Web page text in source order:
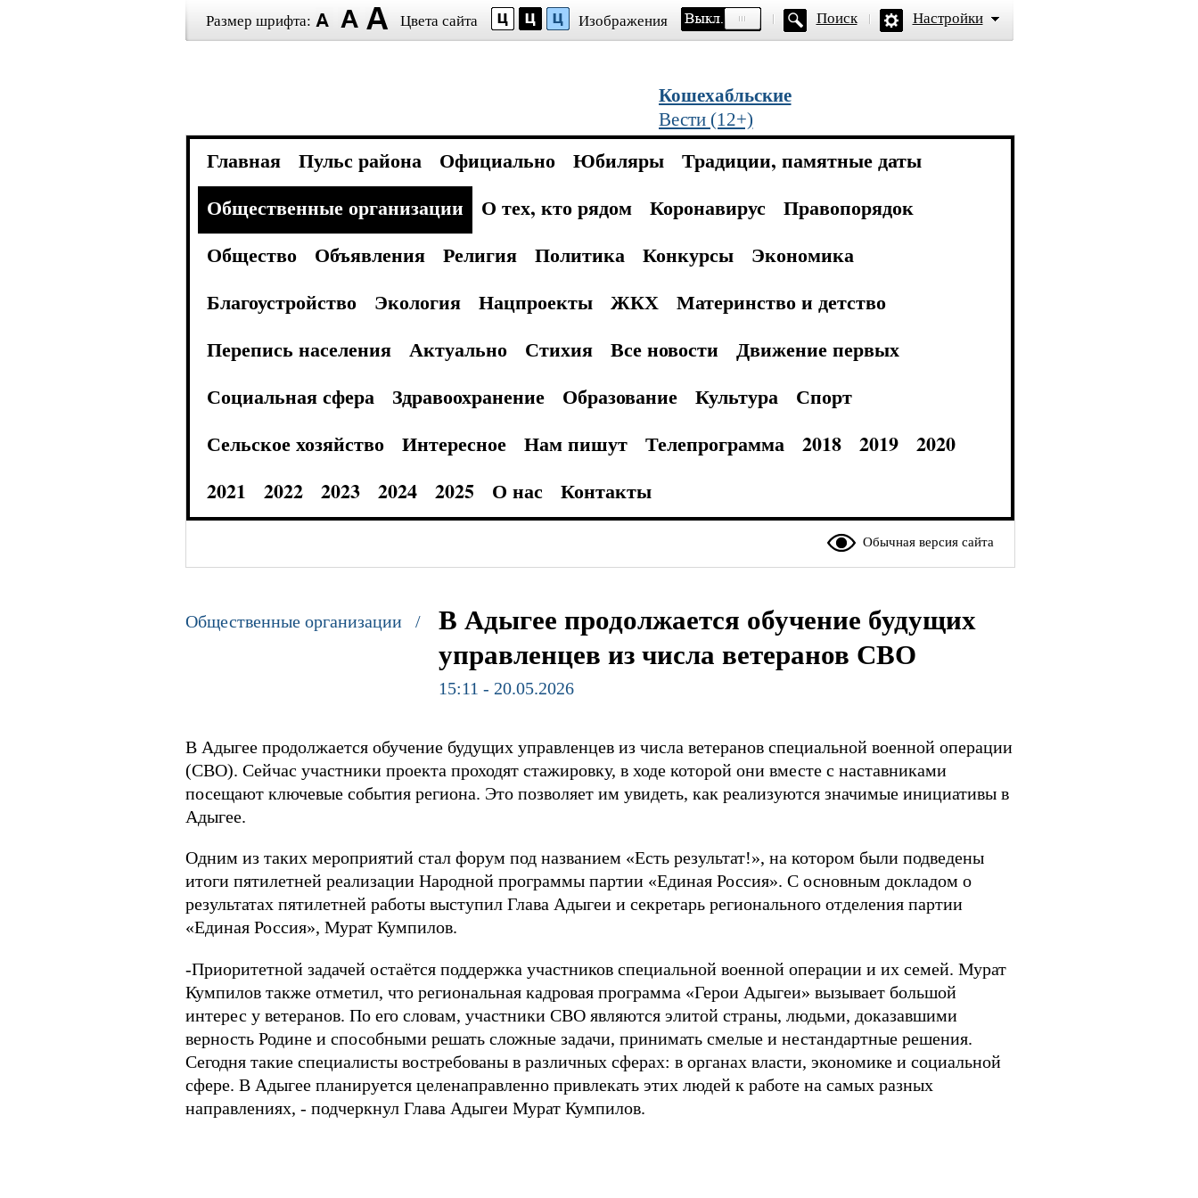
Размер шрифта: Цвета сайта Изображения Поиск Настройки
Кошехабльские
Вести (12+)
Главная Пульс района Официально Юбиляры
Традиции, памятные даты
Общественные организации
О тех, кто рядом Коронавирус
Правопорядок
Общество
Объявления Религия Политика Конкурсы
Экономика
Благоустройство
Экология Нацпроекты ЖКХ
Материнство и детство
Перепись населения
Актуально Стихия Все новости
Движение первых
Социальная сфера
Здравоохранение Образование Культура
Спорт
Сельское хозяйство
Интересное Нам пишут Телепрограмма 2018 2019
2020
2021
2022 2023 2024 2025 О нас Контакты
Обычная версия сайта
Общественные организации /
В Адыгее продолжается обучение будущих
управленцев из числа ветеранов СВО
15:11 - 20.05.2026
В Адыгее продолжается обучение будущих управленцев из числа ветеранов специальной военной операции
(СВО). Сейчас участники проекта проходят стажировку, в ходе которой они вместе с наставниками
посещают ключевые события региона. Это позволяет им увидеть, как реализуются значимые инициативы в
Адыгее.
Одним из таких мероприятий стал форум под названием «Есть результат!», на котором были подведены
итоги пятилетней реализации Народной программы партии «Единая Россия». С основным докладом о
результатах пятилетней работы выступил Глава Адыгеи и секретарь регионального отделения партии
«Единая Россия», Мурат Кумпилов.
-Приоритетной задачей остаётся поддержка участников специальной военной операции и их семей. Мурат
Кумпилов также отметил, что региональная кадровая программа «Герои Адыгеи» вызывает большой
интерес у ветеранов. По его словам, участники СВО являются элитой страны, людьми, доказавшими
верность Родине и способными решать сложные задачи, принимать смелые и нестандартные решения.
Сегодня такие специалисты востребованы в различных сферах: в органах власти, экономике и социальной
сфере. В Адыгее планируется целенаправленно привлекать этих людей к работе на самых разных
направлениях, - подчеркнул Глава Адыгеи Мурат Кумпилов.